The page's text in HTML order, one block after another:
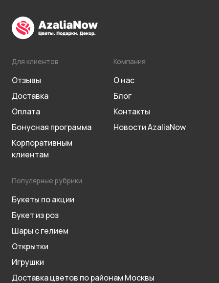
Для клиентов
Отзывы
Доставка
Оплата
Бонусная программа
Корпоративным
клиентам
Компания
О нас
Блог
Контакты
Новости AzaliaNow
Популярные рубрики
Букеты по акции
Букет из роз
Шары с гелием
Открытки
Игрушки
Доставка цветов по районам Москвы